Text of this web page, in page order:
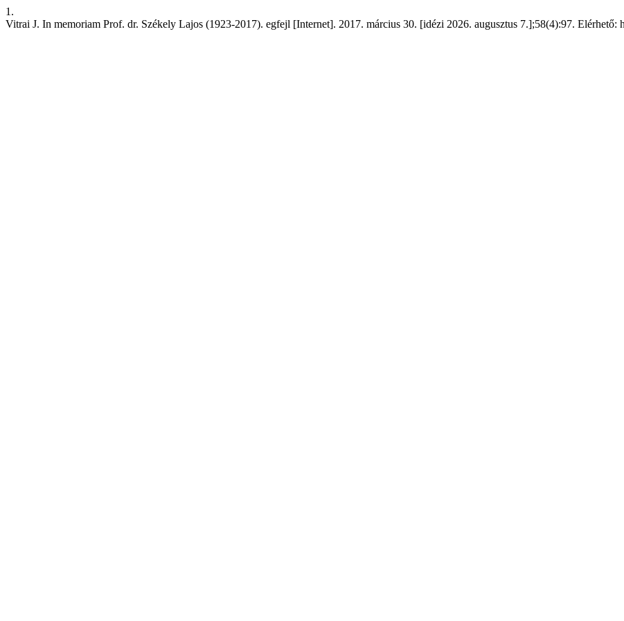
1.
Vitrai J. In memoriam Prof. dr. Székely Lajos (1923-2017). egfejl [Internet]. 2017. március 30. [idézi 2026. augusztus 7.];58(4):97.